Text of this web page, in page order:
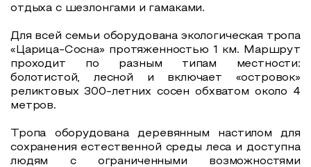
отдыха с шезлонгами и гамаками.
Для всей семьи оборудована экологическая тропа
«Царица-Сосна» протяженностью 1 км. Маршрут
проходит по разным типам местности:
болотистой, лесной и включает «островок»
реликтовых 300-летних сосен обхватом около 4
метров.
Тропа оборудована деревянным настилом для
сохранения естественной среды леса и доступна
людям с ограниченными возможностями